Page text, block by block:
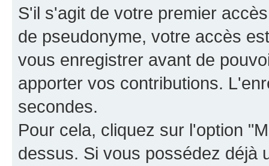
S'il s'agit de votre premier
de pseudonyme, votre accès
vous enregistrer avant de
apporter vos contributions.
secondes.
Pour cela, cliquez sur l'option
dessus. Si vous possédez déjà